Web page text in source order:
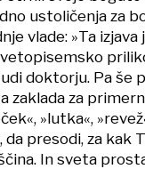
ustoličenja za
vlade: »Ta izjava
doktorju. Pa še
zaklada za
»lutka«,
presodi, za kak
In sveta